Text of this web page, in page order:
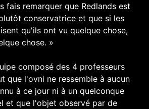
fais remarquer que Redlands est
conservatrice et que si les
qu'ils ont vu quelque chose,
chose. »
composé des 4 professeurs
que l'ovni ne ressemble à aucun
à ce jour ni à un quelconque
et que l'objet observé par de